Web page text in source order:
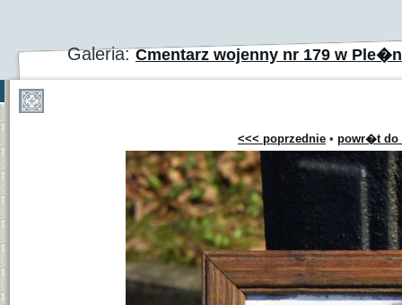
Galeria:Cmentarz wojenny nr 179 w
<<< poprzednie • powr�t do